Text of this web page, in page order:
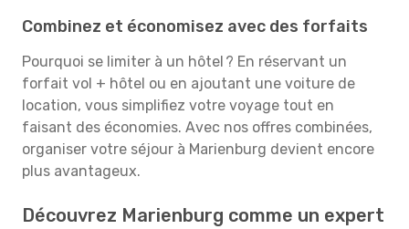
Combinez et économisez avec des forfaits
Pourquoi se limiter à un hôtel ? En réservant un
forfait vol + hôtel ou en ajoutant une voiture de
location, vous simplifiez votre voyage tout en
faisant des économies. Avec nos offres combinées,
organiser votre séjour à Marienburg devient encore
plus avantageux.
Découvrez Marienburg comme un expert